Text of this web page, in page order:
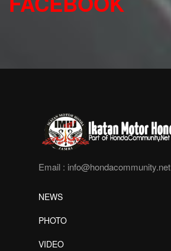
Email : info@hondacommunity.net
NEWS
PHOTO
VIDEO